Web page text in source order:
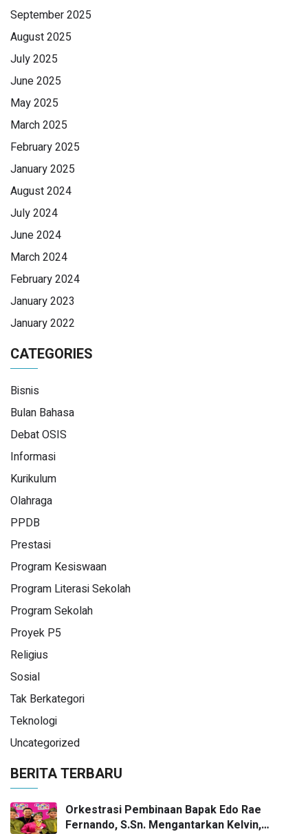
September 2025
August 2025
July 2025
June 2025
May 2025
March 2025
February 2025
January 2025
August 2024
July 2024
June 2024
March 2024
February 2024
January 2023
January 2022
CATEGORIES
Bisnis
Bulan Bahasa
Debat OSIS
Informasi
Kurikulum
Olahraga
PPDB
Prestasi
Program Kesiswaan
Program Literasi Sekolah
Program Sekolah
Proyek P5
Religius
Sosial
Tak Berkategori
Teknologi
Uncategorized
BERITA TERBARU
Orkestrasi Pembinaan Bapak Edo Rae
Fernando, S.Sn. Mengantarkan Kelvin,